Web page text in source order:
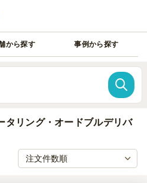
から探す 事例から探す
タリング・オードブルデリバ